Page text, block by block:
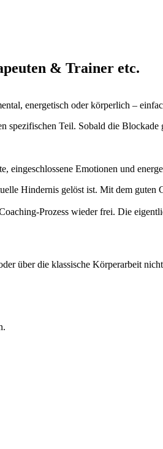
& Trainer etc.
energetisch oder körperlich –
spezifischen Teil. Sobald die
Emotionen und
Hindernis gelöst ist. Mit dem guten
Prozess wieder frei. Die
über die klassische Körperarbeit